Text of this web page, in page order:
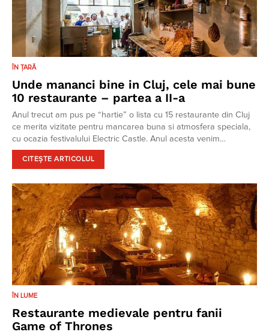
ÎN ȚARĂ
Unde mananci bine in Cluj, cele mai bune
10 restaurante – partea a II-a
Anul trecut am pus pe “hartie” o lista cu 15 restaurante din Cluj
ce merita vizitate pentru mancarea buna si atmosfera speciala,
cu ocazia festivalului Electric Castle. Anul acesta venim…
CITEȘTE ARTICOLUL
ÎN LUME
Restaurante medievale pentru fanii
Game of Thrones